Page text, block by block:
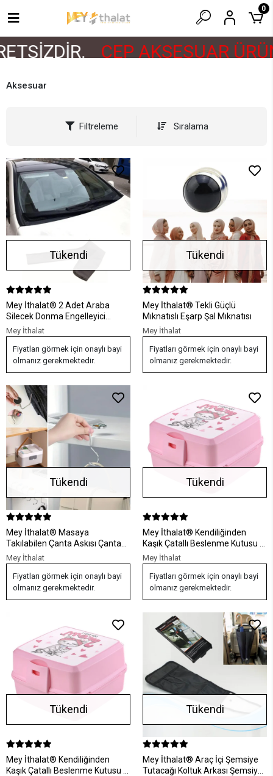
CEP AKSESUAR
0
Aksesuar
Filtreleme Sıralama
Tükendi
Mey İthalat® 2 Adet Araba
Silecek Donma Engelleyici
Silecek Koruyucu Kılıf
Mey İthalat
Fiyatları görmek için onaylı bayi
olmanız gerekmektedir.
Tükendi
Mey İthalat® Tekli Güçlü
Mıknatıslı Eşarp Şal Mıknatısı
Mey İthalat
Fiyatları görmek için onaylı bayi
olmanız gerekmektedir.
Tükendi
Mey İthalat® Masaya
Takılabilen Çanta Askısı Çanta
Tipi Pratik Metal Çanta Kanca
Mey İthalat
Fiyatları görmek için onaylı bayi
olmanız gerekmektedir.
Tükendi
Mey İthalat® Kendiliğinden
Kaşık Çatallı Beslenme Kutusu 4
Bölmeli Çocuk Beslenme Kabı
Saklama Kutusu
Mey İthalat
Fiyatları görmek için onaylı bayi
olmanız gerekmektedir.
Tükendi
Mey İthalat® Kendiliğinden
Kaşık Çatallı Beslenme Kutusu 4
Tükendi
Mey İthalat® Araç İçi Şemsiye
Tutacağı Koltuk Arkası Şemsiye